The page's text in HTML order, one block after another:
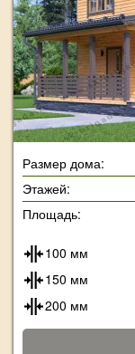
Размер дома:
Этажей:
Площадь:
100 мм
150 мм
200 мм